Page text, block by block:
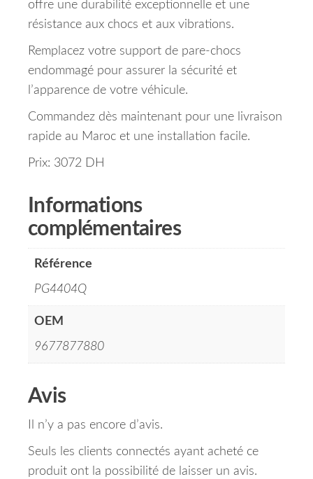
offre une durabilité exceptionnelle et une
résistance aux chocs et aux vibrations.
Remplacez votre support de pare-chocs
endommagé pour assurer la sécurité et
l’apparence de votre véhicule.
Commandez dès maintenant pour une livraison
rapide au Maroc et une installation facile.
Prix: 3072 DH
Informations
complémentaires
Référence
PG4404Q
OEM
9677877880
Avis
Il n’y a pas encore d’avis.
Seuls les clients connectés ayant acheté ce
produit ont la possibilité de laisser un avis.